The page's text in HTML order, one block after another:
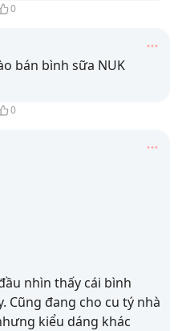
0
bán bình sữa NUK
0
nhìn thấy cái bình
Cũng đang cho cu tý nhà
kiểu dáng khác